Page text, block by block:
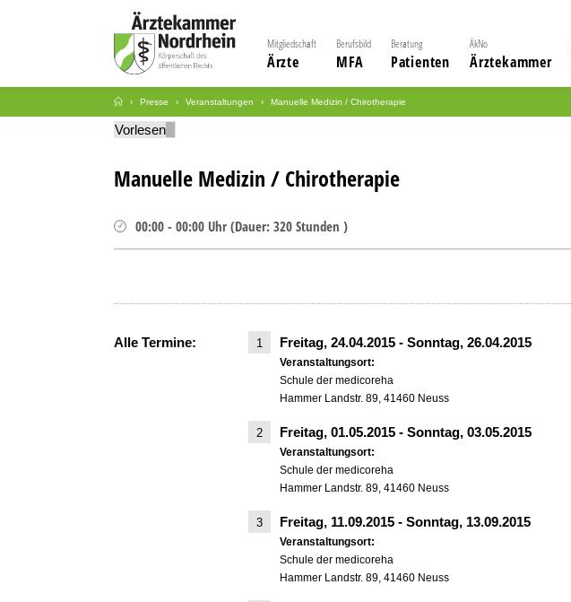
Mitgliedschaft
Ärzte
Berufsbild
MFA
Beratung
Patienten
ÄkNo
Ärztekammer
Presse Veranstaltungen Manuelle Medizin / Chirotherapie
Vorlesen
Manuelle Medizin / Chirotherapie
00:00 - 00:00 Uhr (Dauer: 320 Stunden )
Alle Termine: 1 Freitag, 24.04.2015 - Sonntag, 26.04.2015
Veranstaltungsort:
Schule der medicoreha
Hammer Landstr. 89, 41460 Neuss
2 Freitag, 01.05.2015 - Sonntag, 03.05.2015
Veranstaltungsort:
Schule der medicoreha
Hammer Landstr. 89, 41460 Neuss
3 Freitag, 11.09.2015 - Sonntag, 13.09.2015
Veranstaltungsort:
Schule der medicoreha
Hammer Landstr. 89, 41460 Neuss